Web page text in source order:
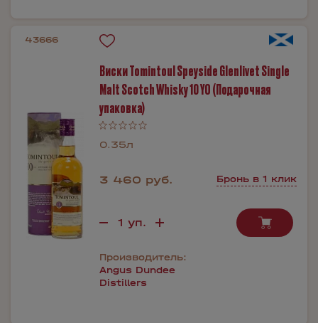
43666
Виски Tomintoul Speyside Glenlivet Single
Malt Scotch Whisky 10 YO (Подарочная
упаковка)
0.35л
3 460 руб. Бронь в 1 клик
Производитель:
Angus Dundee
Distillers